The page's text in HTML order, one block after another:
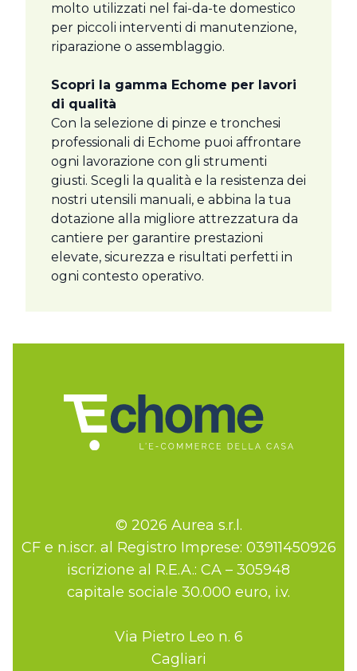
molto utilizzati nel fai-da-te domestico
per piccoli interventi di manutenzione,
riparazione o assemblaggio.
Scopri la gamma Echome per lavori
di qualità
Con la selezione di pinze e tronchesi
professionali di Echome puoi affrontare
ogni lavorazione con gli strumenti
giusti. Scegli la qualità e la resistenza dei
nostri utensili manuali, e abbina la tua
dotazione alla migliore attrezzatura da
cantiere per garantire prestazioni
elevate, sicurezza e risultati perfetti in
ogni contesto operativo.
© 2026 Aurea s.r.l.
CF e n.iscr. al Registro Imprese: 03911450926
iscrizione al R.E.A.: CA – 305948
capitale sociale 30.000 euro, i.v.
Via Pietro Leo n. 6
Cagliari